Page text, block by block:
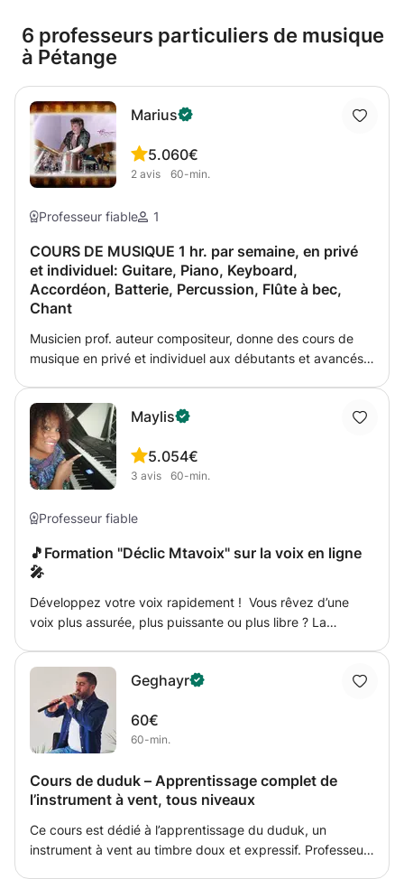
6 professeurs particuliers de musique
à Pétange
Marius
5.0
2 avis
60€
60-min.
Professeur fiable 1
COURS DE MUSIQUE 1 hr. par semaine, en privé
et individuel: Guitare, Piano, Keyboard,
Accordéon, Batterie, Percussion, Flûte à bec,
Chant
Musicien prof. auteur compositeur, donne des cours de
musique en privé et individuel aux débutants et avancés,
Accordéon aux touches piano, - Batterie, Percussion -
Flûte à bec, Chant Expérience d'enseignement adaptatif
depuis 2001, formation de l'oreille musicale,
développement du style et du rythme, technique
pour des résultats optimales.
Maylis
5.0
3 avis
54€
60-min.
Professeur fiable
🎵Formation "Déclic Mtavoix" sur la voix en ligne
🎤
Développez votre voix rapidement ! Vous rêvez d’une
voix plus assurée, plus puissante ou plus libre ? La
efficaces pour libérer votre voix Travail sur la posture, la
respiration, la résonance et la projection Pour débutants
ou chanteurs confirmés, à tout âge Formation 100 % en
ligne, à suivre à votre rythme C’est le moment d’avoir le
Geghayr
60€
60-min.
Cours de duduk – Apprentissage complet de
l’instrument à vent, tous niveaux
Ce cours est dédié à l’apprentissage du duduk, un
instrument à vent au timbre doux et expressif. Professeur